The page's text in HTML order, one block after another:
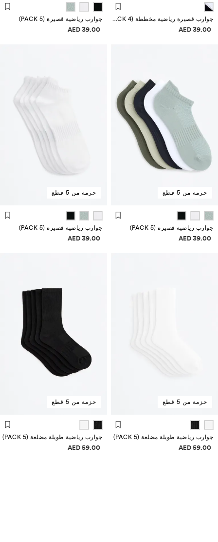
جوارب قصيرة رياضية مخططة (PACK 4)
معلومات الأسعار
39.00 AED
جوارب رياضية قصيرة (PACK 5)
معلومات الأسعار
39.00 AED
حزمة من 5 قطع
جوارب رياضية قصيرة (PACK 5)
معلومات الأسعار
39.00 AED
حزمة من 5 قطع
جوارب رياضية قصيرة (PACK 5)
معلومات الأسعار
39.00 AED
حزمة من 5 قطع
جوارب رياضية طويلة مضلعة (PACK 5)
معلومات الأسعار
59.00 AED
حزمة من 5 قطع
جوارب رياضية طويلة مضلعة (PACK 5)
معلومات الأسعار
59.00 AED